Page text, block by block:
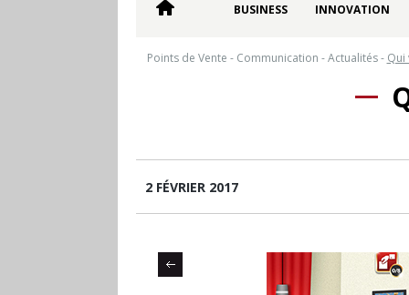
BUSINESS INNOVATION
Points de Vente - Communication -Actualités- Qui
2 FÉVRIER 2017